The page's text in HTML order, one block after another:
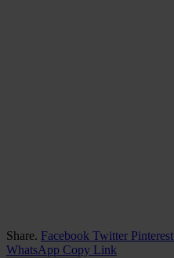
Share. Facebook Twitter Pinterest
WhatsApp Copy Link